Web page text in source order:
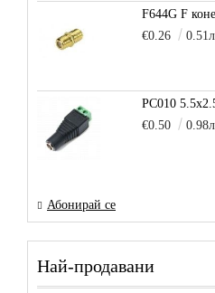
F644G F
€0.26
€0.50
Абонирай се
Най-продавани